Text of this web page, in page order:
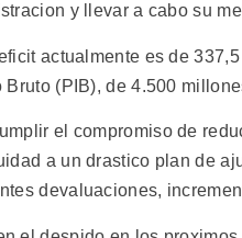
y llevar a cabo su
actualmente es de
Bruto (PIB), de 4.500
el compromiso de
a un drastico plan de
devaluaciones,